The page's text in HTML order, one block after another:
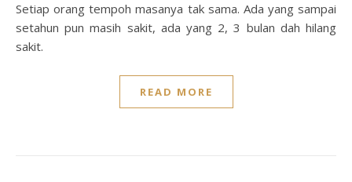
Setiap orang tempoh masanya tak sama. Ada yang sampai
setahun pun masih sakit, ada yang 2, 3 bulan dah hilang
sakit.
READ MORE